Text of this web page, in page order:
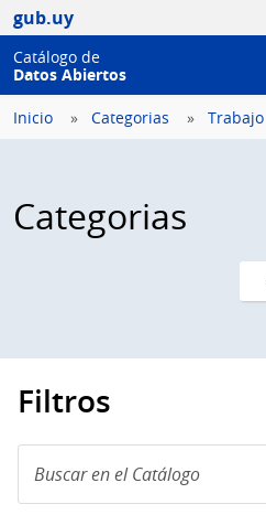
gub.uy
Catálogo de
Datos Abiertos
Inicio Categorias Trabajo
Categorias
Filtros
en
el